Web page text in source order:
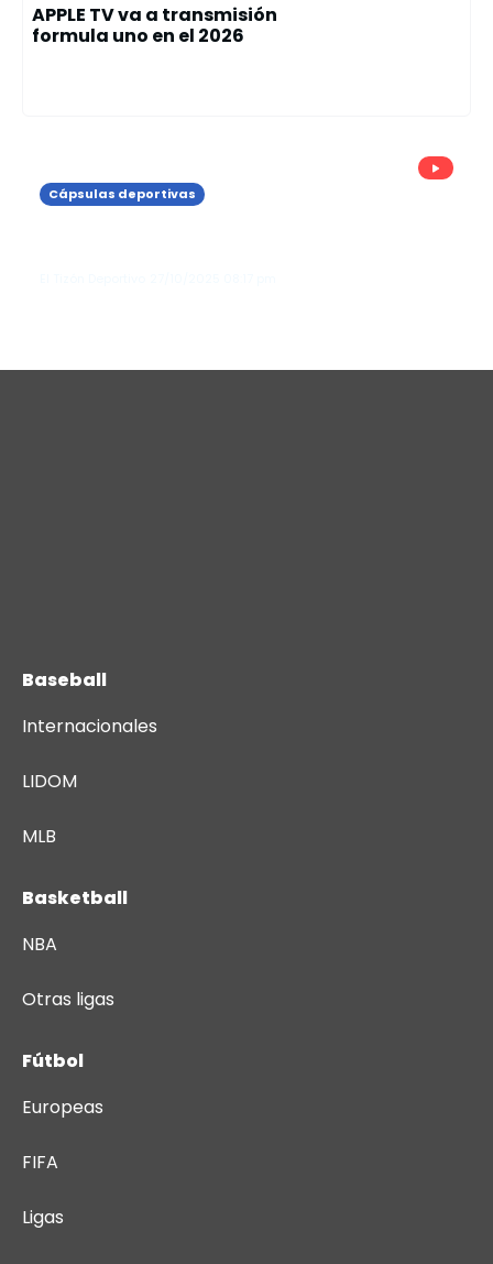
APPLE TV va a transmisión
formula uno en el 2026
Cápsulas deportivas
Baseball
Internacionales
LIDOM
MLB
Basketball
NBA
Otras ligas
Fútbol
Europeas
FIFA
Ligas